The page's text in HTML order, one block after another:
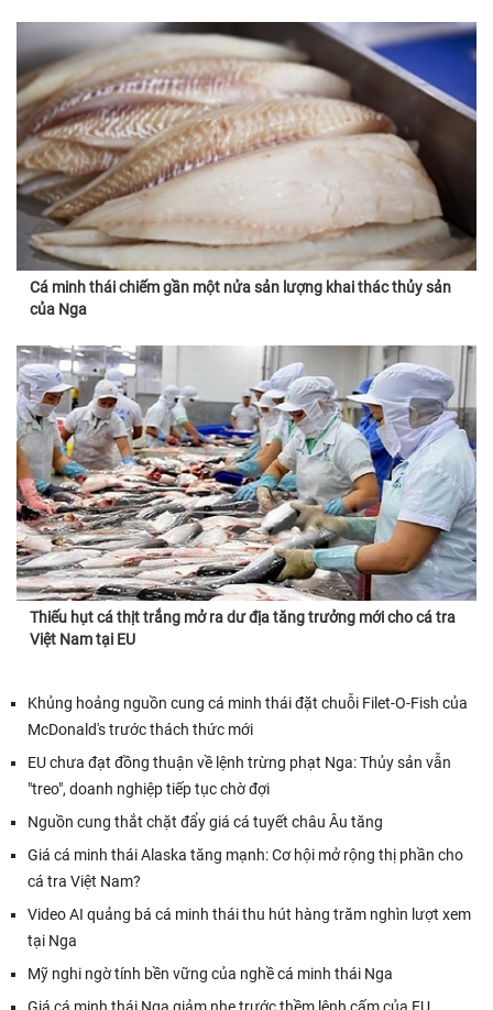
Cá minh thái chiếm gần một nửa sản lượng khai thác thủy sản
của Nga
Thiếu hụt cá thịt trắng mở ra dư địa tăng trưởng mới cho cá tra
Việt Nam tại EU
Khủng hoảng nguồn cung cá minh thái đặt chuỗi Filet-O-Fish của
McDonald's trước thách thức mới
EU chưa đạt đồng thuận về lệnh trừng phạt Nga: Thủy sản vẫn
"treo", doanh nghiệp tiếp tục chờ đợi
Nguồn cung thắt chặt đẩy giá cá tuyết châu Âu tăng
Giá cá minh thái Alaska tăng mạnh: Cơ hội mở rộng thị phần cho
cá tra Việt Nam?
Video AI quảng bá cá minh thái thu hút hàng trăm nghìn lượt xem
tại Nga
Mỹ nghi ngờ tính bền vững của nghề cá minh thái Nga